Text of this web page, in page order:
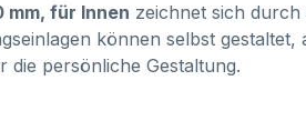
mm, für Innen zeichnet sich durch
können selbst
die persönliche Gestaltung.